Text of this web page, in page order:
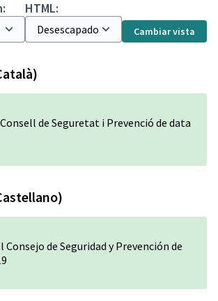
HTML:
Cambiar vista
de Seguretat i Prevenció de data
de Seguridad y Prevención de